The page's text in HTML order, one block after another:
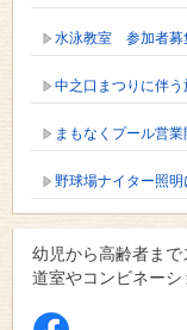
水泳教室 参加者募
中之口まつりに伴
まもなくプール営業
野球場ナイター照明
幼児から高齢者ま
道室やコンビネーシ